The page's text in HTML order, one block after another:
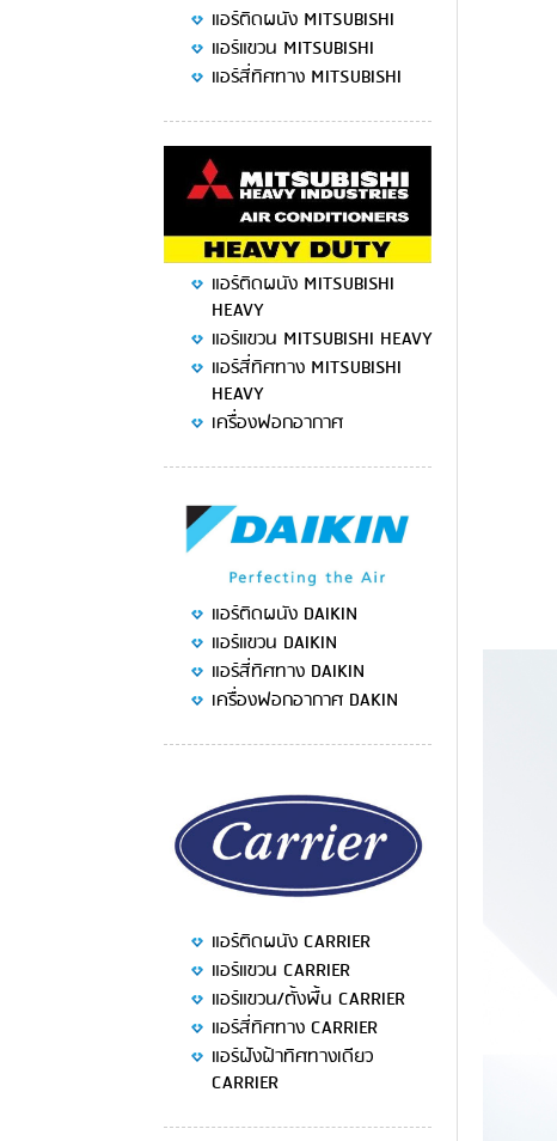
แอร์ติดผนัง MITSUBISHI
แอร์แขวน MITSUBISHI
แอร์สี่ทิศทาง MITSUBISHI
แอร์ติดผนัง MITSUBISHI
HEAVY
แอร์แขวน MITSUBISHI HEAVY
แอร์สี่ทิศทาง MITSUBISHI
HEAVY
เครื่องฟอกอากาศ
แอร์ติดผนัง DAIKIN
แอร์แขวน DAIKIN
แอร์สี่ทิศทาง DAIKIN
เครื่องฟอกอากาศ DAKIN
แอร์ติดผนัง CARRIER
แอร์แขวน CARRIER
แอร์แขวน/ตั้งพื้น CARRIER
แอร์สี่ทิศทาง CARRIER
แอร์ฝังฝ้าทิศทางเดียว
CARRIER